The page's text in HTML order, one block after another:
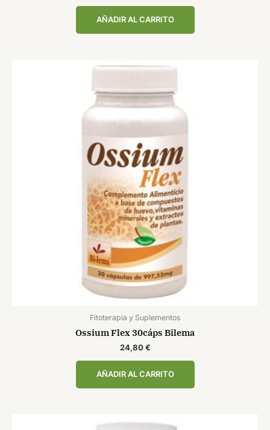
AÑADIR AL CARRITO
Fitoterapia y Suplementos
Ossium Flex 30cáps Bilema
24,80€
AÑADIR AL CARRITO